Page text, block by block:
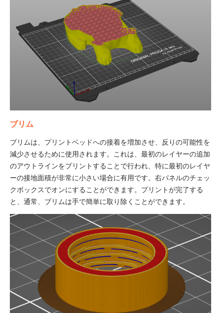
ブリム
ブリムは、プリントベッドへの接着を増加させ、反りの可能性を
減少させるために使用されます。これは、最初のレイヤーの追加
のアウトラインをプリントすることで行われ、特に最初のレイヤ
ーの接地面積が非常に小さい場合に有用です。右パネルのチェッ
クボックスでオンにすることができます。プリントが完了する
と、通常、ブリムは手で簡単に取り除くことができます。